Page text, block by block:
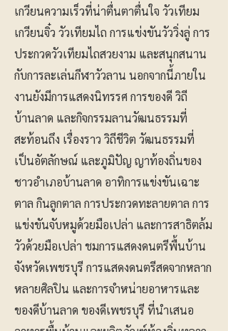
เกวียนความเร็วที่น่าตื่นตาตื่นใจ วัวเทียม
เกวียนจิ๋ว วัวเทียมไถ การแข่งขันวัววิ่งลู่ การ
ประกวดวัวเทียมไถสวยงาม และสนุกสนาน
กับการละเล่นกีฬาวัวลาน นอกจากนี้ภายใน
งานยังมีการแสดงนิทรรศ การของดี วิถี
บ้านลาด และกิจกรรมลานวัฒนธรรมที่
สะท้อนถึง เรื่องราว วิถีชีวิต วัฒนธรรมที่
เป็นอัตลักษณ์ และภูมิปัญ ญาท้องถิ่นของ
ชาวอำเภอบ้านลาด อาทิการแข่งขันเฉาะ
ตาล กินลูกตาล การประกวดทะลายตาล การ
แข่งขันจับหมูด้วยมือเปล่า และการสาธิตล้ม
วัวด้วยมือเปล่า ชมการแสดงดนตรีพื้นบ้าน
จังหวัดเพชรบุรี การแสดงดนตรีสดจากหลาก
หลายศิลปิน และการจำหน่ายอาหารและ
ของดีบ้านลาด ของดีเพชรบุรี ที่นำเสนอ